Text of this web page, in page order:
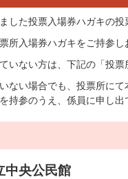
した投票入場券ハガキの投
所入場券ハガキをご持参し
いない方は、下記の「投票
ない場合でも、投票所に
持参のうえ、係員に申し出
中央公民館